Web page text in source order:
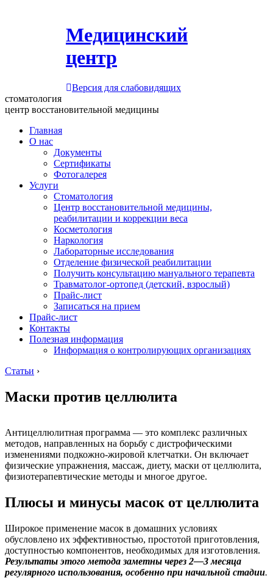
Медицинский
центр
Версия для слабовидящих
стоматология
центр восстановительной медицины
Главная
О нас
Документы
Сертификаты
Фотогалерея
Услуги
Стоматология
Центр восстановительной медицины,
реабилитации и коррекции веса
Косметология
Наркология
Лабораторные исследования
Отделение физической реабилитации
Получить консультацию мануального терапевта
Травматолог-ортопед (детский, взрослый)
Прайс-лист
Записаться на прием
Прайс-лист
Контакты
Полезная информация
Информация о контролирующих организациях
Статьи ›
Маски против целлюлита
Антицеллюлитная программа — это комплекс различных
методов, направленных на борьбу с дистрофическими
изменениями подкожно-жировой клетчатки. Он включает
физические упражнения, массаж, диету, маски от целлюлита,
физиотерапевтические методы и многое другое.
Плюсы и минусы масок от целлюлита
Широкое применение масок в домашних условиях
обусловлено их эффективностью, простотой приготовления,
доступностью компонентов, необходимых для изготовления.
Результаты этого метода заметны через 2—3 месяца
регулярного использования, особенно при начальной стадии.